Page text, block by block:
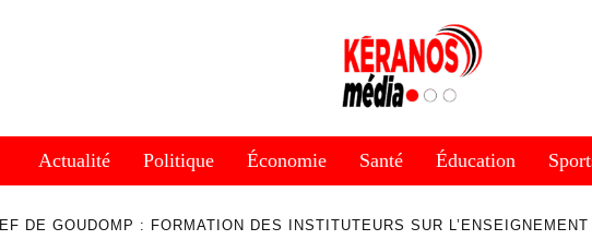
Actualité Politique Économie Santé Éducation
IEF DE GOUDOMP : FORMATION DES INSTITUTEURS SUR